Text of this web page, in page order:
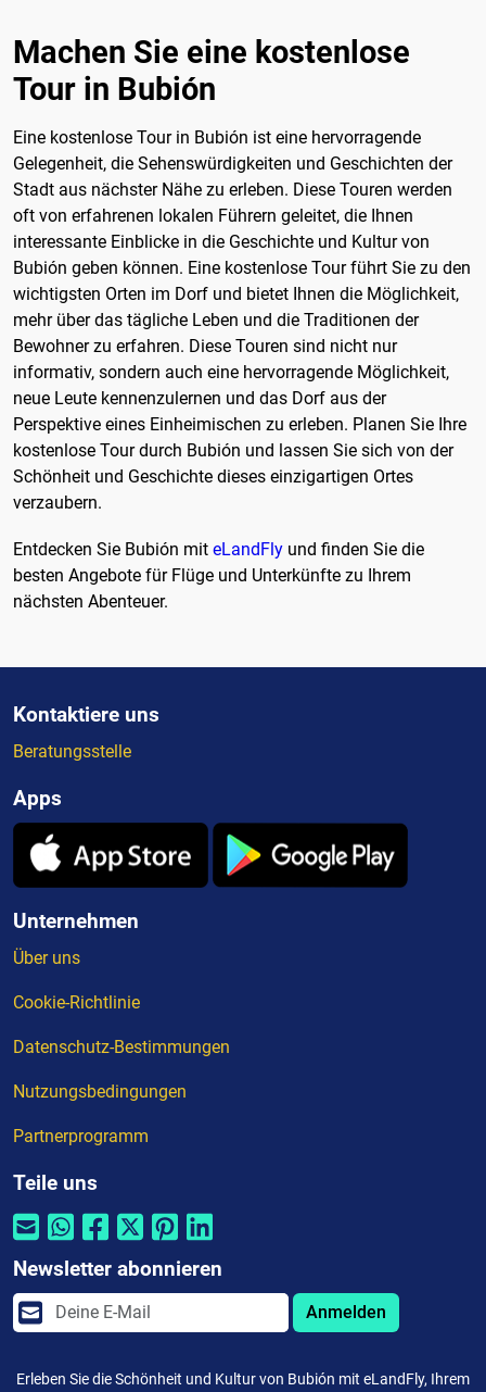
Machen Sie eine kostenlose
Tour in Bubión
Eine kostenlose Tour in Bubión ist eine hervorragende
Gelegenheit, die Sehenswürdigkeiten und Geschichten der
Stadt aus nächster Nähe zu erleben. Diese Touren werden
oft von erfahrenen lokalen Führern geleitet, die Ihnen
interessante Einblicke in die Geschichte und Kultur von
Bubión geben können. Eine kostenlose Tour führt Sie zu den
wichtigsten Orten im Dorf und bietet Ihnen die Möglichkeit,
mehr über das tägliche Leben und die Traditionen der
Bewohner zu erfahren. Diese Touren sind nicht nur
informativ, sondern auch eine hervorragende Möglichkeit,
neue Leute kennenzulernen und das Dorf aus der
Perspektive eines Einheimischen zu erleben. Planen Sie Ihre
kostenlose Tour durch Bubión und lassen Sie sich von der
Schönheit und Geschichte dieses einzigartigen Ortes
verzaubern.
Entdecken Sie Bubión mit eLandFly und finden Sie die
besten Angebote für Flüge und Unterkünfte zu Ihrem
nächsten Abenteuer.
Kontaktiere uns
Beratungsstelle
Apps
Unternehmen
Über uns
Cookie-Richtlinie
Datenschutz-Bestimmungen
Nutzungsbedingungen
Partnerprogramm
Teile uns
Newsletter abonnieren
Anmelden
Erleben Sie die Schönheit und Kultur von Bubión mit eLandFly, Ihrem